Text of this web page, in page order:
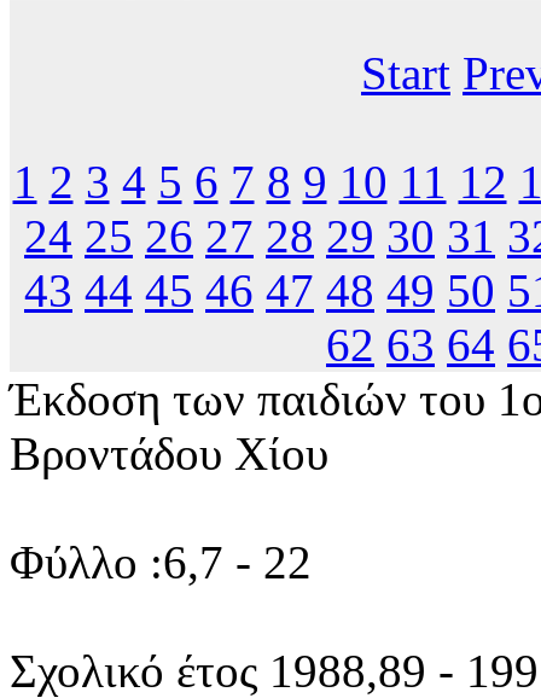
Start
1 2 3 4 5 6 7 8 9 10 11 12
24 25 26 27 28 29 30 31
43 44 45 46 47 48 49 50
62 63 64
Έκδοση των παιδιών του
Βροντάδου Χίου
Φύλλο :6,7 - 22
Σχολικό έτος 1988,89 -